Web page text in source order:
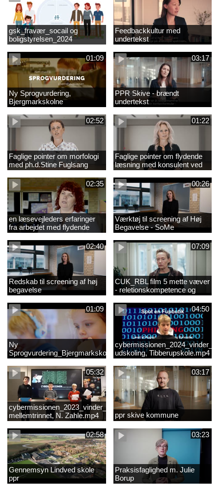
gsk_fravær_socail og
boligstyrelsen_2024
Feedbackkultur med
undertekst
01:09
Ny Sprogvurdering,
Bjergmarkskolne
03:17
PPR Skive - brændt
undertekst
02:52
Faglige pointer om morfologi
med ph.d.Stine Fuglsang
Engmose
01:22
Faglige pointer om flydende
læsning med konsulent ved
CFU Louise Duus
02:35
en læsevejleders erfaringer
fra arbejdet med flydende
læsning
00:26
Værktøj til screening af Høj
Begavelse - SoMe
02:40
Redskab til screening af høj
begavelse
07:09
CUK_RBL film 5 mette væver
- reletionskompetence og
børn i udsatte positioner.
01:09
Ny
Sprogvurdering_Bjergmarkskolne_CUK
04:50
udskoling, Tibberupskole.mp4
05:32
cybermissionen_2023_vinder_Vinder
mellemtrinnet, N. Zahle.mp4
03:17
ppr skive kommune
02:58
Gennemsyn Lindved skole
ppr
03:23
Praksisfaglighed m. Julie
Borup